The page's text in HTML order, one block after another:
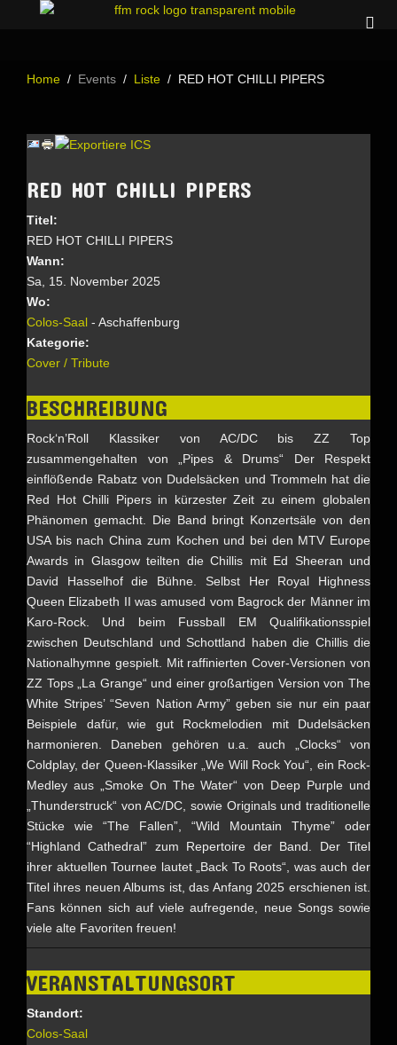
Home Events Liste RED HOT CHILLI PIPERS
RED HOT CHILLI PIPERS
Titel:
RED HOT CHILLI PIPERS
Wann:
Sa, 15. November 2025
Wo:
Colos-Saal - Aschaffenburg
Kategorie:
Cover / Tribute
BESCHREIBUNG
Rock‘n’Roll Klassiker von AC/DC bis ZZ Top
zusammengehalten von „Pipes & Drums“ Der Respekt
einflößende Rabatz von Dudelsäcken und Trommeln hat die
Red Hot Chilli Pipers in kürzester Zeit zu einem globalen
Phänomen gemacht. Die Band bringt Konzertsäle von den
USA bis nach China zum Kochen und bei den MTV Europe
Awards in Glasgow teilten die Chillis mit Ed Sheeran und
David Hasselhof die Bühne. Selbst Her Royal Highness
Queen Elizabeth II was amused vom Bagrock der Männer im
Karo-Rock. Und beim Fussball EM Qualifikationsspiel
zwischen Deutschland und Schottland haben die Chillis die
Nationalhymne gespielt. Mit raffinierten Cover-Versionen von
ZZ Tops „La Grange“ und einer großartigen Version von The
White Stripes’ “Seven Nation Army” geben sie nur ein paar
Beispiele dafür, wie gut Rockmelodien mit Dudelsäcken
harmonieren. Daneben gehören u.a. auch „Clocks“ von
Coldplay, der Queen-Klassiker „We Will Rock You“, ein Rock-
Medley aus „Smoke On The Water“ von Deep Purple und
„Thunderstruck“ von AC/DC, sowie Originals und traditionelle
Stücke wie “The Fallen”, “Wild Mountain Thyme” oder
“Highland Cathedral” zum Repertoire der Band. Der Titel
ihrer aktuellen Tournee lautet „Back To Roots“, was auch der
Titel ihres neuen Albums ist, das Anfang 2025 erschienen ist.
Fans können sich auf viele aufregende, neue Songs sowie
viele alte Favoriten freuen!
VERANSTALTUNGSORT
Standort:
Colos-Saal